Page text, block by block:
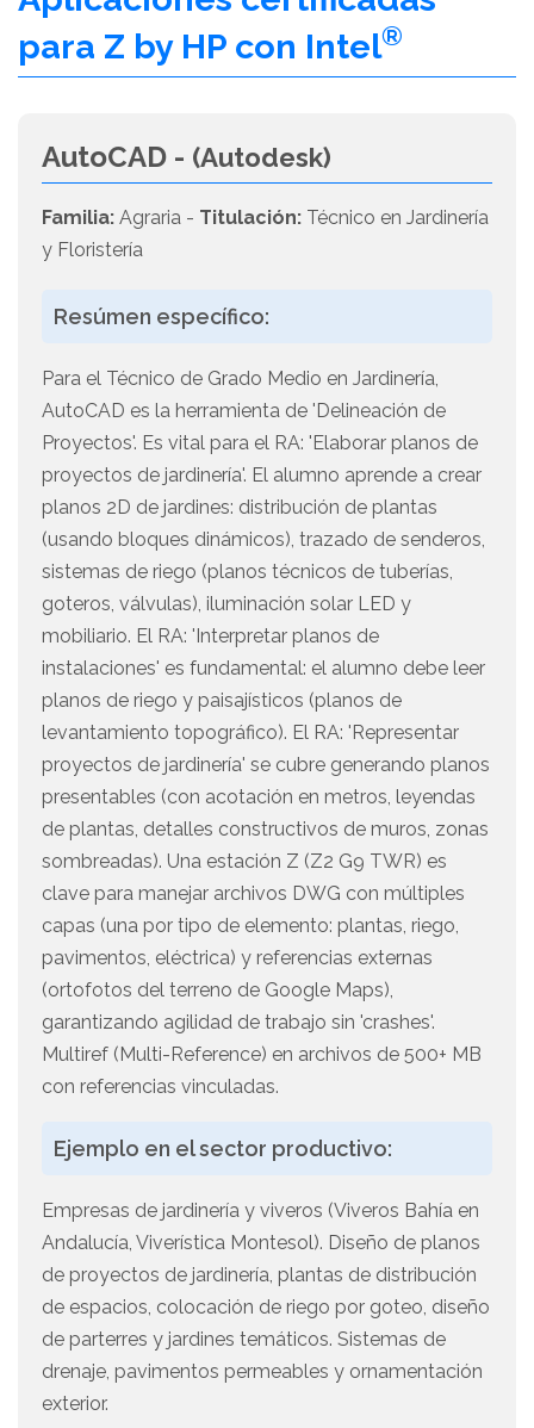
para Z by HP con Intel®
AutoCAD - (Autodesk)
Familia: Agraria - Titulación: Técnico en Jardinería
y Floristería
Resúmen específico:
Para el Técnico de Grado Medio en Jardinería,
AutoCAD es la herramienta de 'Delineación de
Proyectos'. Es vital para el RA: 'Elaborar planos de
proyectos de jardinería'. El alumno aprende a crear
planos 2D de jardines: distribución de plantas
(usando bloques dinámicos), trazado de senderos,
sistemas de riego (planos técnicos de tuberías,
goteros, válvulas), iluminación solar LED y
mobiliario. El RA: 'Interpretar planos de
instalaciones' es fundamental: el alumno debe leer
planos de riego y paisajísticos (planos de
levantamiento topográfico). El RA: 'Representar
proyectos de jardinería' se cubre generando planos
presentables (con acotación en metros, leyendas
de plantas, detalles constructivos de muros, zonas
sombreadas). Una estación Z (Z2 G9 TWR) es
clave para manejar archivos DWG con múltiples
capas (una por tipo de elemento: plantas, riego,
pavimentos, eléctrica) y referencias externas
(ortofotos del terreno de Google Maps),
garantizando agilidad de trabajo sin 'crashes'.
Multiref (Multi-Reference) en archivos de 500+ MB
con referencias vinculadas.
Ejemplo en el sector productivo:
Empresas de jardinería y viveros (Viveros Bahía en
Andalucía, Viverística Montesol). Diseño de planos
de proyectos de jardinería, plantas de distribución
de espacios, colocación de riego por goteo, diseño
de parterres y jardines temáticos. Sistemas de
drenaje, pavimentos permeables y ornamentación
exterior.